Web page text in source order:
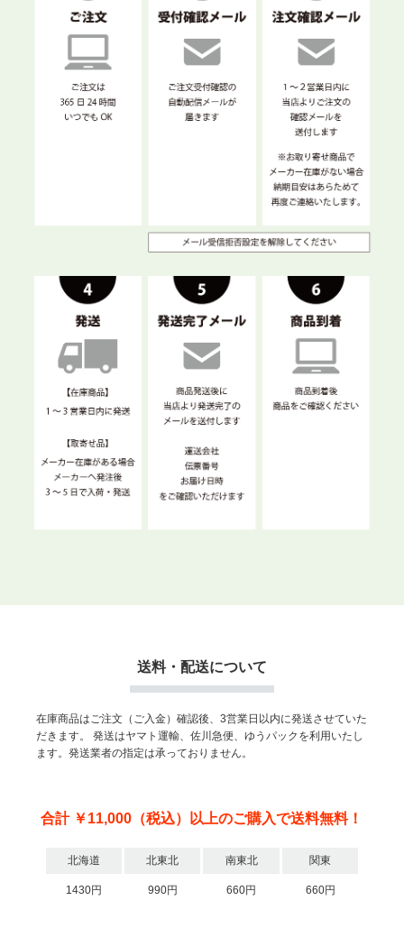
送料・配送について
在庫商品はご注文（ご入金）確認後、3営業日以内に発送させていた
だきます。
発送はヤマト運輸、佐川急便、ゆうパックを利用いたし
ます。発送業者の指定は承っておりません。
合計 ￥11,000（税込）以上のご購入で送料無料！
北海道 北東北 南東北 関東
1430円 990円 660円 660円